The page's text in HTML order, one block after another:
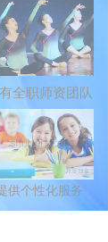
供个性化服务
全职师资团队